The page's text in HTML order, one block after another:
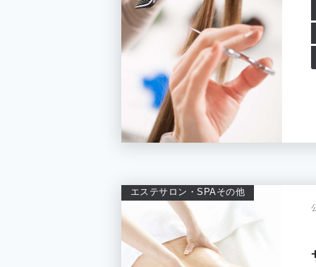
エステサロン・SPAその他